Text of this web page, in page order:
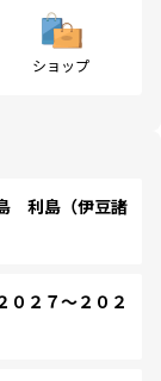
ショップ
利島（伊豆諸
２７～２０２